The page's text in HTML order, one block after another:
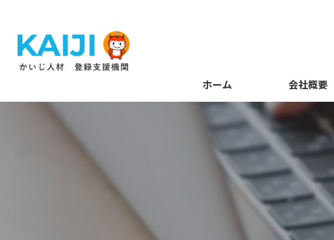
ホーム 会社概要
代表あいさつ
メンバー紹介